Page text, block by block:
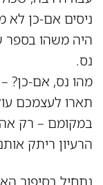
ניסים אם-כן לא
היה משהו בספר
נס.
מהו נס, אם-כן?
תארו לעצמכם
במקומם – רק
הרעיון ריתק